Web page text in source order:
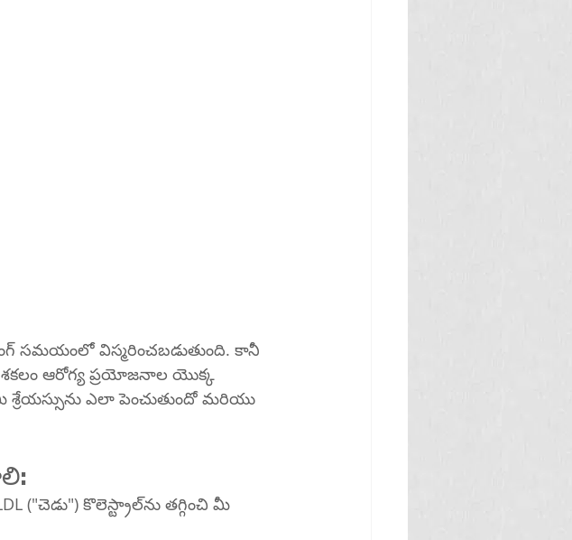
సమయంలో విస్మరించబడుతుంది. కానీ
ఆరోగ్య ప్రయోజనాల యొక్క
కొలెస్ట్రాల్‌ను తగ్గించి మీ